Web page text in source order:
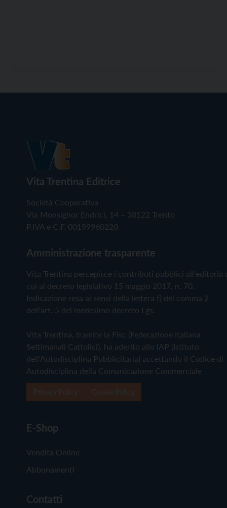
Vita Trentina Editrice
Società Cooperativa
Via Monsignor Endrici, 14 – 38122 Trento
P.IVA e C.F. 00199960220
Amministrazione trasparente
Vita Trentina percepisce i contributi pubblici all'editoria
cui al decreto legislativo 15 maggio 2017, n. 70.
Indicazione resa ai sensi della lettera f) del comma 2
dell'art. 5 del medesimo decreto Lgs.
Vita Trentina, tramite la Fisc (Federazione Italiana
Settimanali Cattolici), ha aderito allo IAP (Istituto
dell'Autodisciplina Pubblicitaria) accettando il Codice di
Autodisciplina della Comunicazione Commerciale
E-Shop
Vendita Online
Abbonamenti
Contatti